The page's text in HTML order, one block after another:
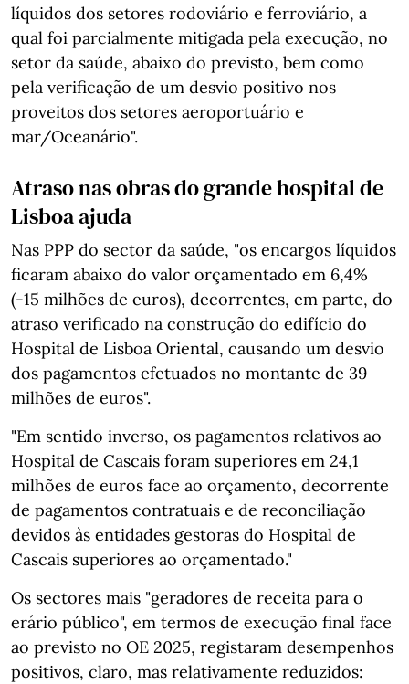
líquidos dos setores rodoviário e ferroviário, a
qual foi parcialmente mitigada pela execução, no
setor da saúde, abaixo do previsto, bem como
pela verificação de um desvio positivo nos
proveitos dos setores aeroportuário e
mar/Oceanário".
Atraso nas obras do grande hospital de
Lisboa ajuda
Nas PPP do sector da saúde, "os encargos líquidos
ficaram abaixo do valor orçamentado em 6,4%
(-15 milhões de euros), decorrentes, em parte, do
atraso verificado na construção do edifício do
Hospital de Lisboa Oriental, causando um desvio
dos pagamentos efetuados no montante de 39
milhões de euros".
"Em sentido inverso, os pagamentos relativos ao
Hospital de Cascais foram superiores em 24,1
milhões de euros face ao orçamento, decorrente
de pagamentos contratuais e de reconciliação
devidos às entidades gestoras do Hospital de
Cascais superiores ao orçamentado."
Os sectores mais "geradores de receita para o
erário público", em termos de execução final face
ao previsto no OE 2025, registaram desempenhos
positivos, claro, mas relativamente reduzidos: